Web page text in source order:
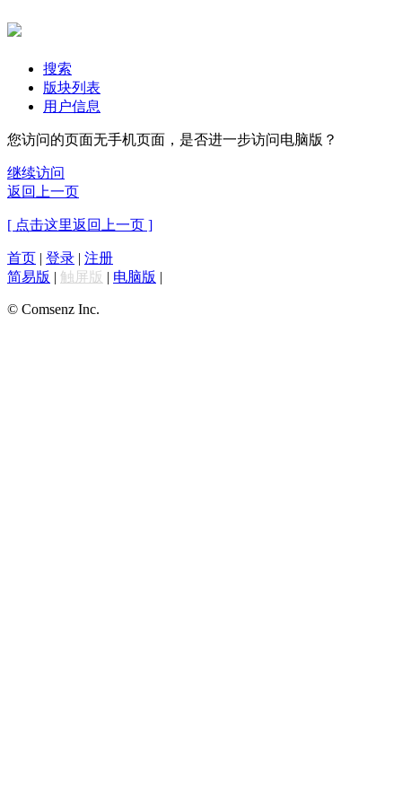
搜索
版块列表
用户信息
您访问的页面无手机页面，是否进一步访问电脑版？
继续访问
返回上一页
[ 点击这里返回上一页 ]
首页 | 登录 | 注册
简易版 | 触屏版 | 电脑版 |
© Comsenz Inc.